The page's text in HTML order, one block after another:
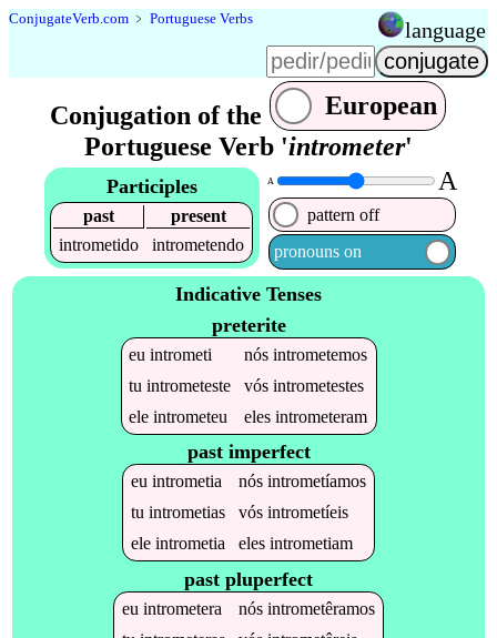
ConjugateVerb.com ﹥ Portuguese Verbs language
Conjugation of the
European
Portuguese Verb 'intrometer'
Participles
past
present
intrometido
intrometendo
A A
pattern off
pronouns on
Indicative Tenses
preterite
euintrometi nósintrometemos
tuintrometeste vósintrometestes
eleintrometeu elesintrometeram
past imperfect
eu intrometia nós intrometíamos
tu intrometias vós intrometíeis
ele intrometia eles intrometiam
past pluperfect
eu intrometera nós intrometêramos